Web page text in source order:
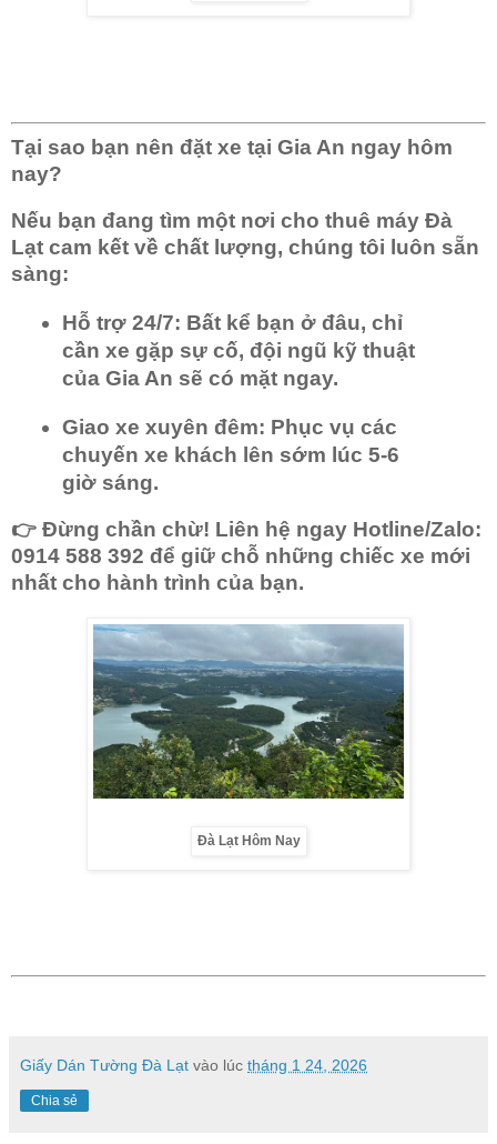
Tại sao bạn nên đặt xe tại Gia An ngay hôm
nay?
Nếu bạn đang tìm một nơi cho thuê máy Đà
Lạt cam kết về chất lượng, chúng tôi luôn sẵn
sàng:
Hỗ trợ 24/7: Bất kể bạn ở đâu, chỉ
cần xe gặp sự cố, đội ngũ kỹ thuật
của Gia An sẽ có mặt ngay.
Giao xe xuyên đêm: Phục vụ các
chuyến xe khách lên sớm lúc 5-6
giờ sáng.
👉 Đừng chần chừ! Liên hệ ngay Hotline/Zalo:
0914 588 392 để giữ chỗ những chiếc xe mới
nhất cho hành trình của bạn.
Đà Lạt Hôm Nay
Giấy Dán Tường Đà Lạt vào lúc tháng 1 24, 2026
Chia sẻ